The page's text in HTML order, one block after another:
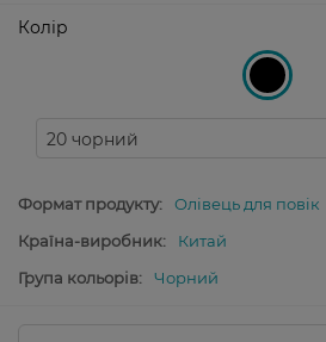
Колір
20 чорний
Формат продукту:
Олівець для повік
Країна-виробник:
Китай
Група кольорів:
Чорний